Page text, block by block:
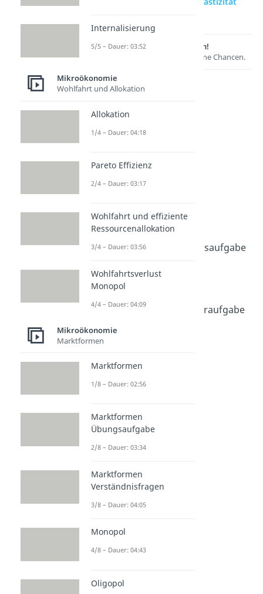
Lernen lohnt sich!
Entdecke hier deine Chancen.
Weitere Inhalte:
Preiselastizität
Preiselastizität
Preiselastizität Übungsaufgabe
Preiselastizität
Verständnisfragen
Preiselastizität Klausuraufgabe
Kreuzpreiselastizität
Internalisierung
5/5 – Dauer: 03:52
Mikroökonomie
Wohlfahrt und Allokation
Allokation
1/4 – Dauer: 04:18
Pareto Effizienz
2/4 – Dauer: 03:17
Wohlfahrt und effiziente
Ressourcenallokation
3/4 – Dauer: 03:56
Wohlfahrtsverlust
Monopol
4/4 – Dauer: 04:09
Mikroökonomie
Marktformen
Marktformen
1/8 – Dauer: 02:56
Marktformen
Übungsaufgabe
2/8 – Dauer: 03:34
Marktformen
Verständnisfragen
3/8 – Dauer: 04:05
Monopol
4/8 – Dauer: 04:43
Oligopol